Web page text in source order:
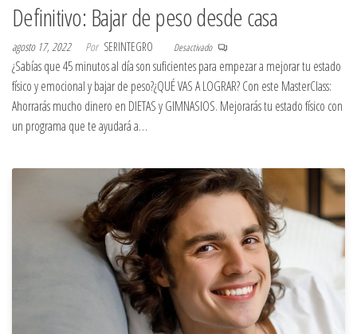
Definitivo: Bajar de peso desde casa
agosto 17, 2022 Por SERINTEGRO Desactivado
¿Sabías que 45 minutos al día son suficientes para empezar a mejorar tu estado
físico y emocional y bajar de peso?¿QUÉ VAS A LOGRAR? Con este MasterClass:
Ahorrarás mucho dinero en DIETAS y GIMNASIOS. Mejorarás tu estado físico con
un programa que te ayudará a…